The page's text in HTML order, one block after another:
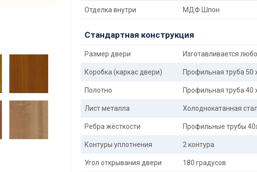
Отделка внутри МДФ Шпон
Стандартная конструкция
Размер двери Изготавливается
Коробка (каркас двери) Профильная труба 50
Полотно Профильная труба 40
Лист металла Холоднокатанная
Ребра жёсткости Профильные трубы
Контуры уплотнения 2 контура
Угол открывания двери 180 градусов